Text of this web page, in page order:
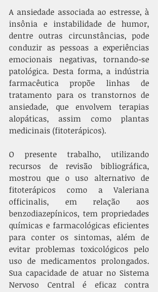
A ansiedade associada ao estresse, à
insônia e instabilidade de humor,
dentre outras circunstâncias, pode
conduzir as pessoas a experiências
emocionais negativas, tornando-se
patológica. Desta forma, a indústria
farmacêutica propõe linhas de
tratamento para os transtornos de
ansiedade, que envolvem terapias
alopáticas, assim como plantas
medicinais (fitoterápicos).
O presente trabalho, utilizando
recursos de revisão bibliográfica,
mostrou que o uso alternativo de
fitoterápicos como a Valeriana
officinalis, em relação aos
benzodiazepínicos, tem propriedades
químicas e farmacológicas eficientes
para conter os sintomas, além de
evitar problemas toxicológicos pelo
uso de medicamentos prolongados.
Sua capacidade de atuar no Sistema
Nervoso Central é eficaz contra